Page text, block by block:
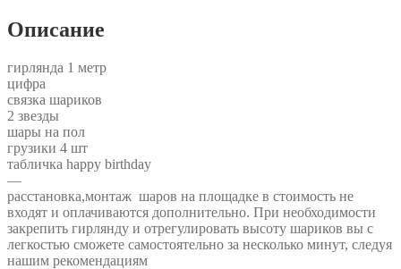
ЦИФРА
Описание
гирлянда 1 метр
цифра
связка шариков
2 звезды
шары на пол
грузики 4 шт
табличка happy birthday
—
расстановка,монтаж шаров на площадке в стоимость не
входят и оплачиваются дополнительно. При необходимости
закрепить гирлянду и отрегулировать высоту шариков вы с
легкостью сможете самостоятельно за несколько минут, следуя
нашим рекомендациям